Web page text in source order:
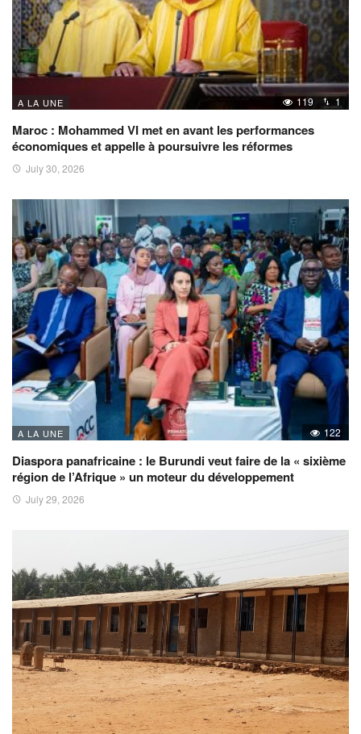
A LA UNE 119 1
Maroc : Mohammed VI met en avant les performances
économiques et appelle à poursuivre les réformes
July 30, 2026
A LA UNE 122
Diaspora panafricaine : le Burundi veut faire de la « sixième
région de l’Afrique » un moteur du développement
July 29, 2026